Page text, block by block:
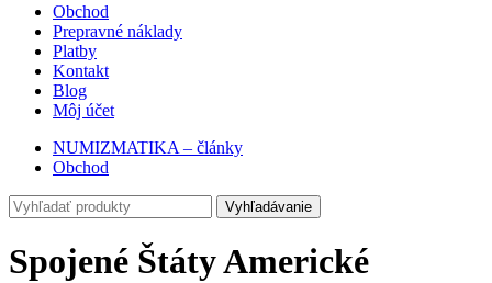
Obchod
Prepravné náklady
Platby
Kontakt
Blog
Môj účet
NUMIZMATIKA – články
Obchod
Vyhľadávanie
Spojené Štáty Americké